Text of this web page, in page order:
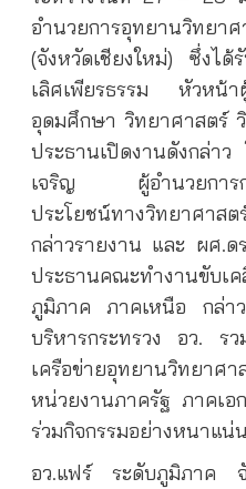
อำนวยการอุทยานวิทย
(จังหวัดเชียงใหม่) ซึ่งไ
เลิศเพียรธรรม หัวหน้าผู้
อุดมศึกษา วิทยาศาสตร์
ประธานเปิดงานดังกล่า
เจริญ ผู้อำนวยการกอ
ประโยชน์ทางวิทยาศาส
กล่าวรายงาน และ ผศ.ด
ประธานคณะทำงานขับเ
ภูมิภาค ภาคเหนือ กล่า
บริหารกระทรวง อว. ร
เครือข่ายอุทยานวิทยา
หน่วยงานภาครัฐ ภาคเ
ร่วมกิจกรรมอย่างหนาแน่
อว.แฟร์ ระดับภูมิภาค จั